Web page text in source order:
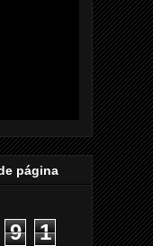
página
9 1